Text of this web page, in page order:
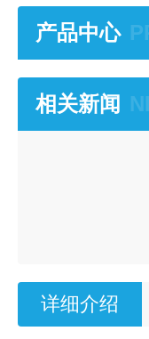
产品中心
相关新闻
详细介绍